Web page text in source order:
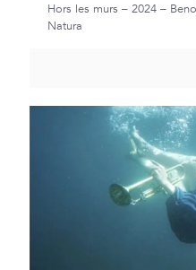
Hors les murs – 2024 –
Natura